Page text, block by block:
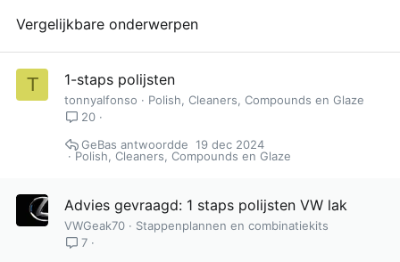
Verdana
Vergelijkbare onderwerpen
T 1-staps polijsten
tonnyalfonso
Polish, Cleaners, Compounds en Glaze
20
Polish, Cleaners, Compounds en Glaze
19 dec 2024
GeBas
Advies gevraagd: 1 staps polijsten VW lak
VWGeak70
Stappenplannen en combinatiekits
7